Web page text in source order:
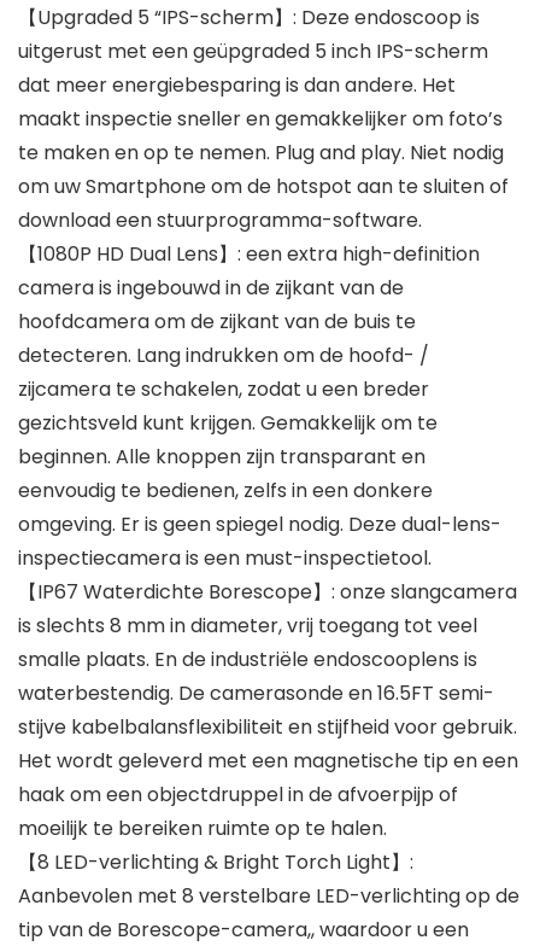
【Upgraded 5 “IPS-scherm】: Deze endoscoop is
uitgerust met een geüpgraded 5 inch IPS-scherm
dat meer energiebesparing is dan andere. Het
maakt inspectie sneller en gemakkelijker om foto’s
te maken en op te nemen. Plug and play. Niet nodig
om uw Smartphone om de hotspot aan te sluiten of
download een stuurprogramma-software.
【1080P HD Dual Lens】: een extra high-definition
camera is ingebouwd in de zijkant van de
hoofdcamera om de zijkant van de buis te
detecteren. Lang indrukken om de hoofd- /
zijcamera te schakelen, zodat u een breder
gezichtsveld kunt krijgen. Gemakkelijk om te
beginnen. Alle knoppen zijn transparant en
eenvoudig te bedienen, zelfs in een donkere
omgeving. Er is geen spiegel nodig. Deze dual-lens-
inspectiecamera is een must-inspectietool.
【IP67 Waterdichte Borescope】: onze slangcamera
is slechts 8 mm in diameter, vrij toegang tot veel
smalle plaats. En de industriële endoscooplens is
waterbestendig. De camerasonde en 16.5FT semi-
stijve kabelbalansflexibiliteit en stijfheid voor gebruik.
Het wordt geleverd met een magnetische tip en een
haak om een ​​objectdruppel in de afvoerpijp of
moeilijk te bereiken ruimte op te halen.
【8 LED-verlichting & Bright Torch Light】:
Aanbevolen met 8 verstelbare LED-verlichting op de
tip van de Borescope-camera,, waardoor u een